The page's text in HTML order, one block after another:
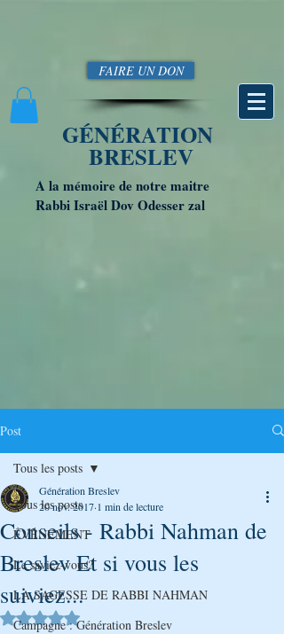
FAIRE UN DON
GÉNÉRATION
BRESLEV
A la mémoire de notre maitre
Rabbi Israël Dov Odesser zal
Post
Tous les posts
ÉVÉNEMENT
Le saviez-vous?
LA SAGESSE DE RABBI NAHMAN
Campagne : Génération Breslev
Tous les posts
Conseils - Rabbi Nahman de
Breslev Et si vous les
suiviez...
Génération Breslev
20 nov. 2017 1 min de lecture
Noté NaN étoiles sur 5.